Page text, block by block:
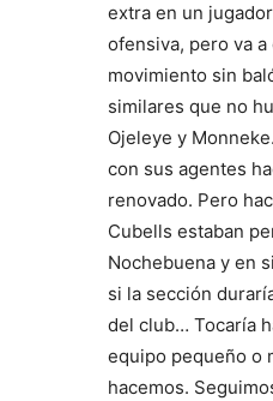
extra en un
ofensiva, pero va
movimiento sin
similares que no
Ojeleye y
con sus agentes
renovado. Pero
Cubells estaban
Nochebuena y en
si la sección
del club… Tocaría
equipo pequeño o
hacemos.